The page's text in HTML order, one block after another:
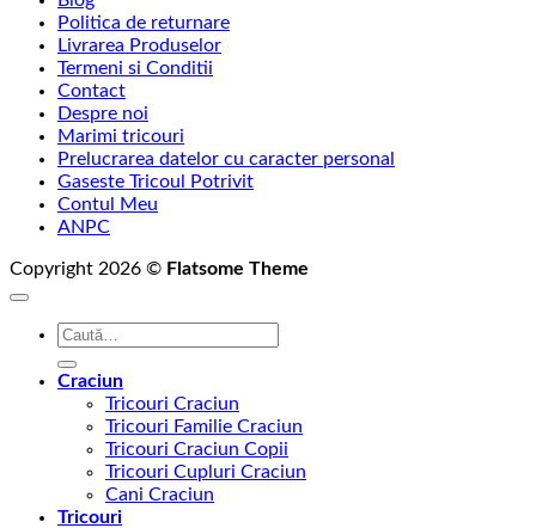
129,00 lei
până
la
Politica de returnare
Livrarea Produselor
Termeni si Conditii
Contact
Despre noi
Marimi tricouri
Prelucrarea datelor cu caracter personal
Gaseste Tricoul Potrivit
Contul Meu
ANPC
Copyright 2026 © Flatsome Theme
Caută
Craciun
Tricouri Craciun
Tricouri Familie Craciun
Tricouri Craciun Copii
Tricouri Cupluri Craciun
Cani Craciun
Tricouri